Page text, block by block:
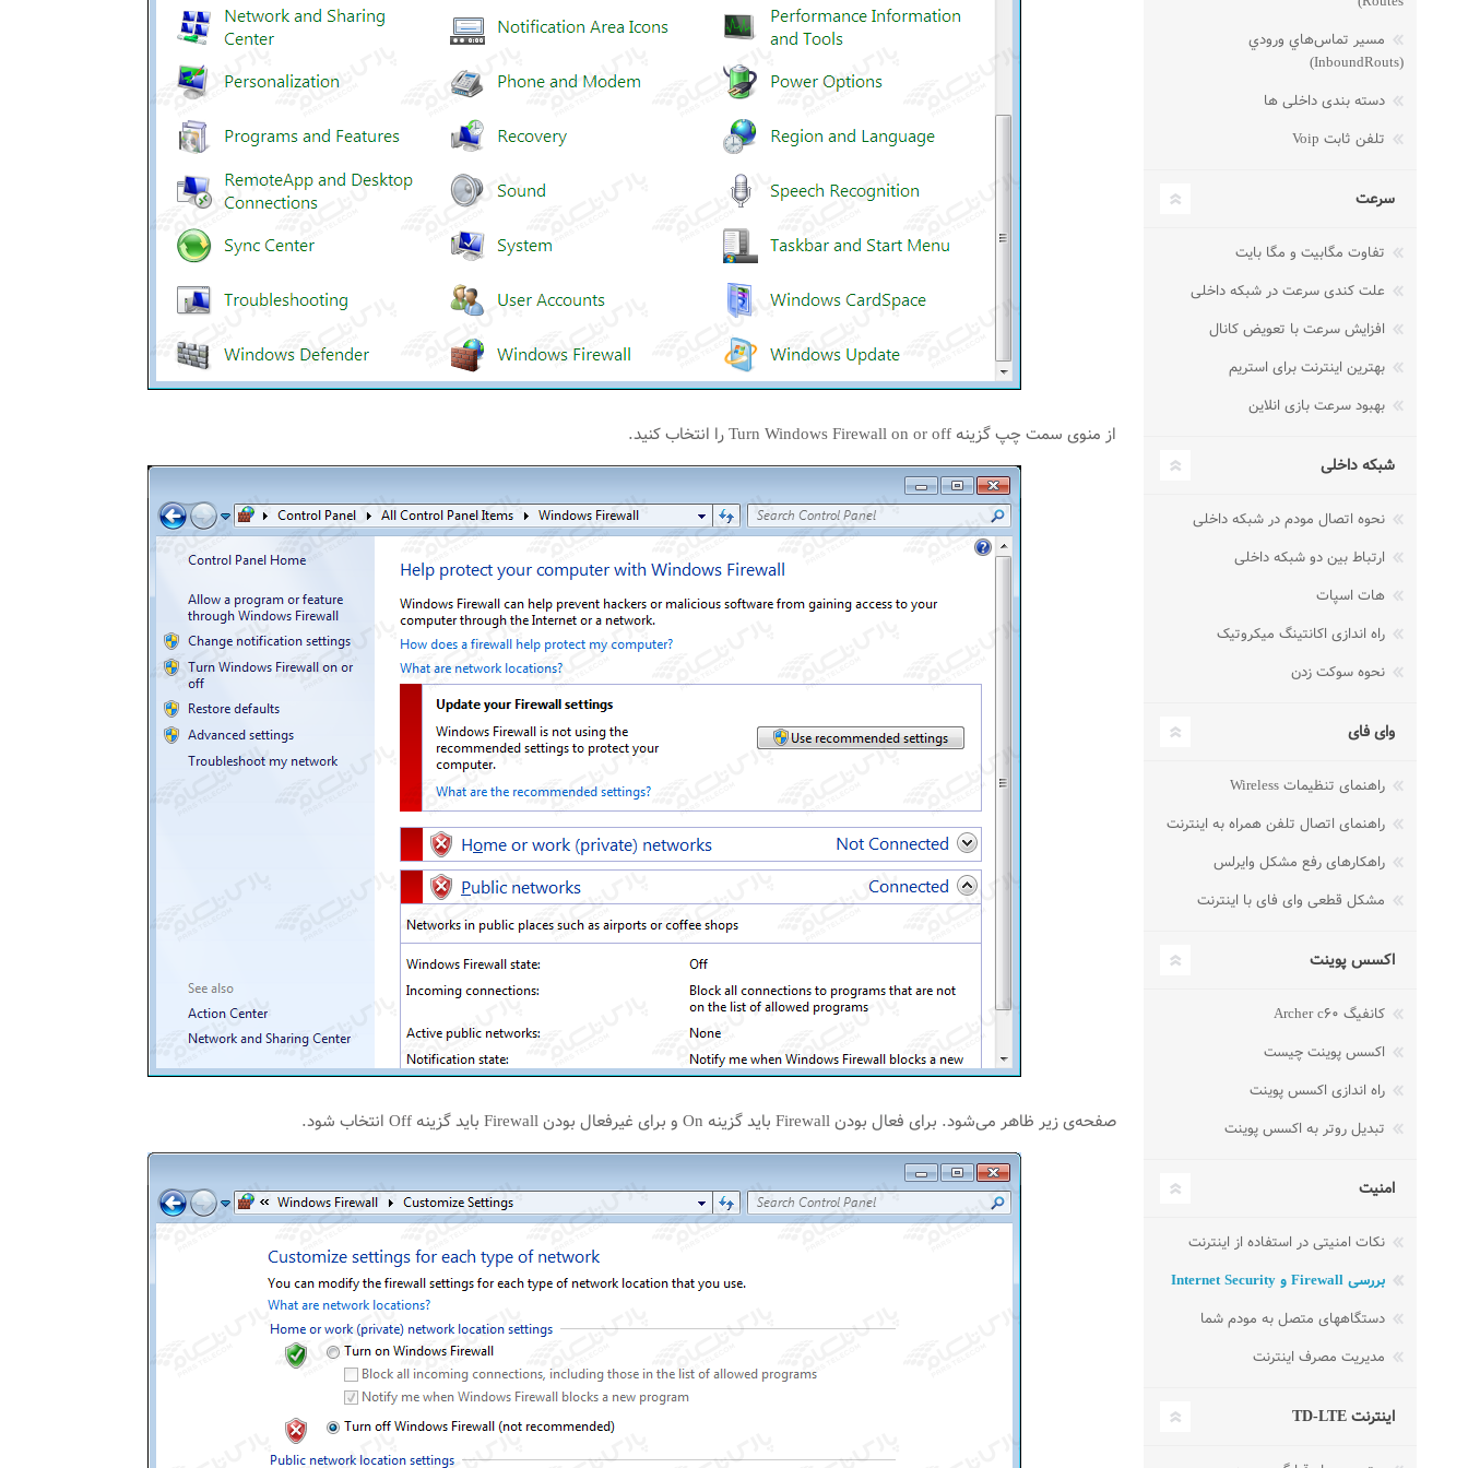
از منوی سمت چپ گزینه Turn Windows Firewall on or off را انتخاب کنید.
صفحه‌ی زیر ظاهر می‌شود. برای فعال بودن Firewall باید گزینه On و برای غیرفعال بودن Firewall باید گزینه Off انتخاب شود.
مسير تماس‌هاي ورودي
(InboundRouts)
دسته بندی داخلی ها
تلفن ثابت Voip
سرعت
تفاوت مگابیت و مگا بایت
علت کندی سرعت در شبکه داخلی
افزایش سرعت با تعویض کانال
بهترین اینترنت برای استریم
بهبود سرعت بازی انلاین
شبکه داخلی
نحوه اتصال مودم در شبکه داخلی
ارتباط بین دو شبکه داخلی
هات اسپات
راه اندازی اکانتینگ میکروتیک
نحوه سوکت زدن
وای فای
راهنمای تنظیمات Wireless
راهنمای اتصال تلفن همراه به اینترنت
راهکارهای رفع مشکل وایرلس
مشکل قطعی وای فای با اینترنت
اکسس پوینت
کانفیگ Archer c۶۰
اکسس پوینت چیست
راه اندازی اکسس پوینت
تبدیل روتر به اکسس پوینت
امنیت
نکات امنیتی در استفاده از اینترنت
بررسی Firewall و Internet Security
دستگاههای متصل به مودم شما
مدیریت مصرف اینترنت
اینترنت TD-LTE